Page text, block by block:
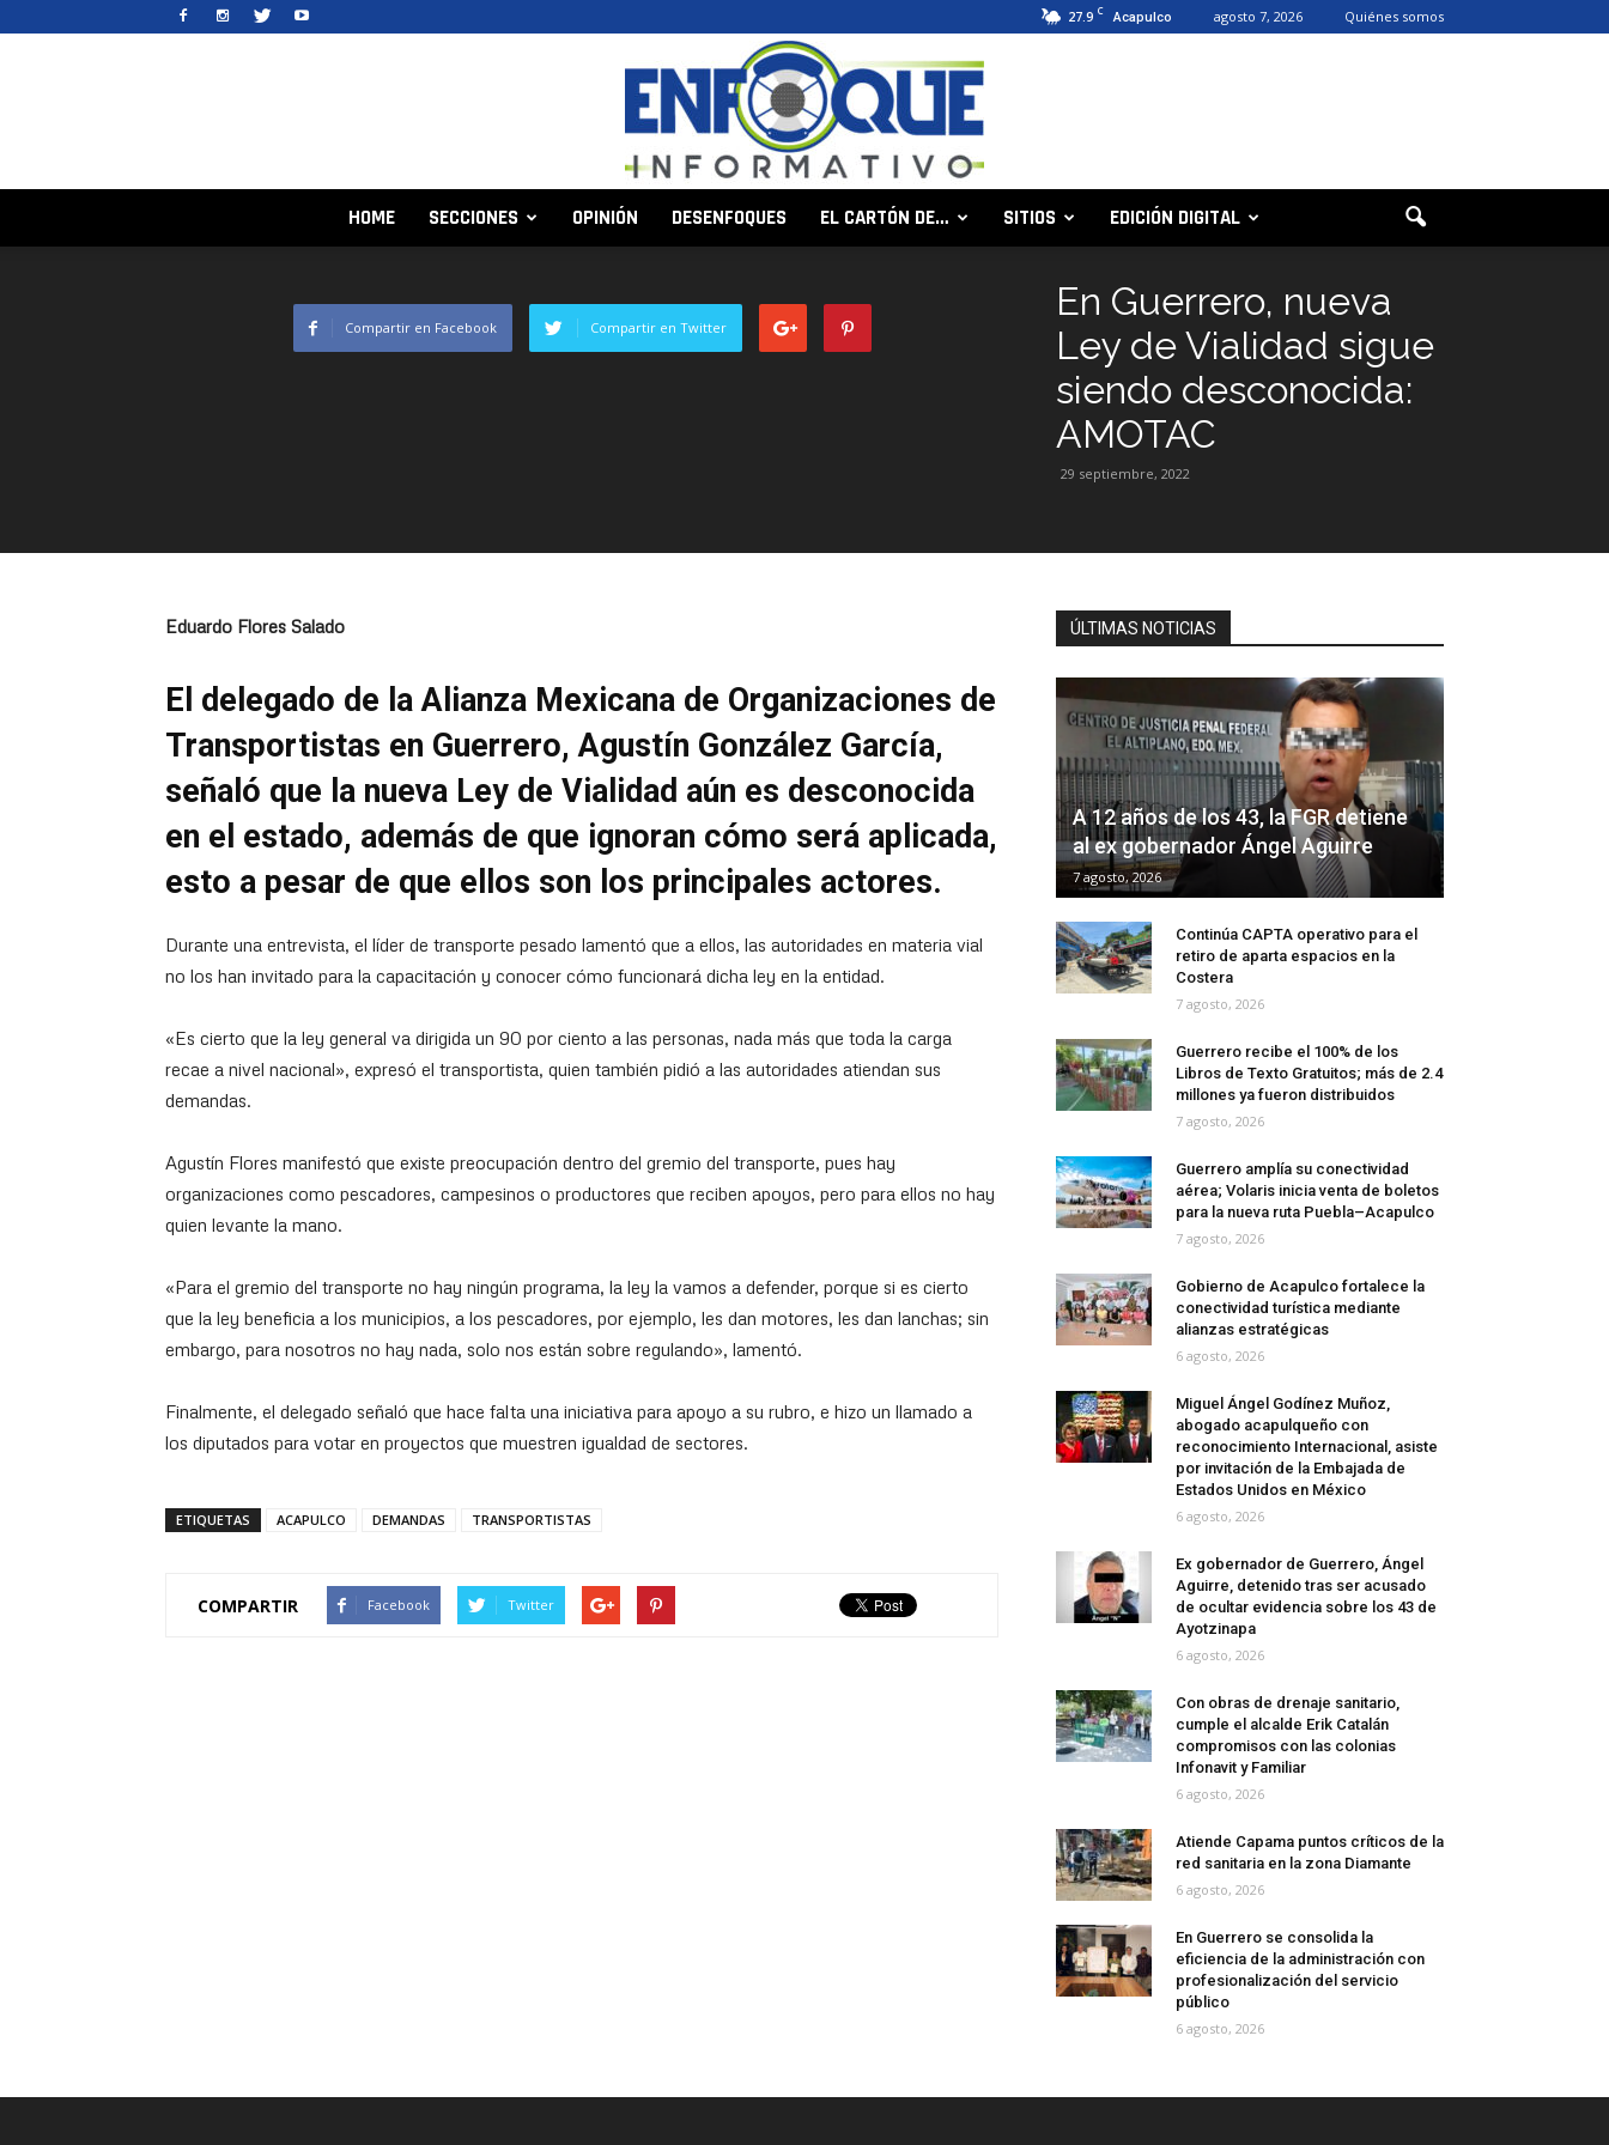
27.9 C Acapulco agosto 7, 2026 Quiénes somos
HOME SECCIONES OPINIÓN DESENFOQUES EL CARTÓN DE… SITIOS EDICIÓN DIGITAL
En Guerrero, nueva
Ley de Vialidad sigue
siendo desconocida:
AMOTAC
29 septiembre, 2022
Compartir en Facebook Compartir en Twitter
Eduardo Flores Salado
El delegado de la Alianza Mexicana de Organizaciones de
Transportistas en Guerrero, Agustín González García,
señaló que la nueva Ley de Vialidad aún es desconocida
en el estado, además de que ignoran cómo será aplicada,
esto a pesar de que ellos son los principales actores.
Durante una entrevista, el líder de transporte pesado lamentó que a ellos, las autoridades en materia vial
no los han invitado para la capacitación y conocer cómo funcionará dicha ley en la entidad.
«Es cierto que la ley general va dirigida un 90 por ciento a las personas, nada más que toda la carga
recae a nivel nacional», expresó el transportista, quien también pidió a las autoridades atiendan sus
demandas.
Agustín Flores manifestó que existe preocupación dentro del gremio del transporte, pues hay
organizaciones como pescadores, campesinos o productores que reciben apoyos, pero para ellos no hay
quien levante la mano.
«Para el gremio del transporte no hay ningún programa, la ley la vamos a defender, porque si es cierto
que la ley beneficia a los municipios, a los pescadores, por ejemplo, les dan motores, les dan lanchas; sin
embargo, para nosotros no hay nada, solo nos están sobre regulando», lamentó.
Finalmente, el delegado señaló que hace falta una iniciativa para apoyo a su rubro, e hizo un llamado a
los diputados para votar en proyectos que muestren igualdad de sectores.
ETIQUETAS ACAPULCO DEMANDAS TRANSPORTISTAS
COMPARTIR Facebook Twitter
ÚLTIMAS NOTICIAS
A 12 años de los 43, la FGR detiene
al ex gobernador Ángel Aguirre
7 agosto, 2026
Continúa CAPTA operativo para el
retiro de aparta espacios en la
Costera
7 agosto, 2026
Guerrero recibe el 100% de los
Libros de Texto Gratuitos; más de 2.4
millones ya fueron distribuidos
7 agosto, 2026
Guerrero amplía su conectividad
aérea; Volaris inicia venta de boletos
para la nueva ruta Puebla–Acapulco
7 agosto, 2026
Gobierno de Acapulco fortalece la
conectividad turística mediante
alianzas estratégicas
6 agosto, 2026
Miguel Ángel Godínez Muñoz,
abogado acapulqueño con
reconocimiento Internacional, asiste
por invitación de la Embajada de
Estados Unidos en México
6 agosto, 2026
Ex gobernador de Guerrero, Ángel
Aguirre, detenido tras ser acusado
de ocultar evidencia sobre los 43 de
Ayotzinapa
6 agosto, 2026
Con obras de drenaje sanitario,
cumple el alcalde Erik Catalán
compromisos con las colonias
Infonavit y Familiar
6 agosto, 2026
Atiende Capama puntos críticos de la
red sanitaria en la zona Diamante
6 agosto, 2026
En Guerrero se consolida la
eficiencia de la administración con
profesionalización del servicio
público
6 agosto, 2026